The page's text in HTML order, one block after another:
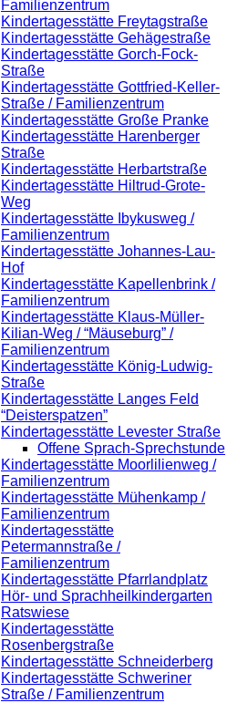
Familienzentrum
Kindertagesstätte Freytagstraße
Kindertagesstätte Gehägestraße
Kindertagesstätte Gorch-Fock-
Straße
Kindertagesstätte Gottfried-Keller-
Straße / Familienzentrum
Kindertagesstätte Große Pranke
Kindertagesstätte Harenberger
Straße
Kindertagesstätte Herbartstraße
Kindertagesstätte Hiltrud-Grote-
Weg
Kindertagesstätte Ibykusweg /
Familienzentrum
Kindertagesstätte Johannes-Lau-
Hof
Kindertagesstätte Kapellenbrink /
Familienzentrum
Kindertagesstätte Klaus-Müller-
Kilian-Weg / “Mäuseburg” /
Familienzentrum
Kindertagesstätte König-Ludwig-
Straße
Kindertagesstätte Langes Feld
“Deisterspatzen”
Kindertagesstätte Levester Straße
Offene Sprach-Sprechstunde
Kindertagesstätte Moorlilienweg /
Familienzentrum
Kindertagesstätte Mühenkamp /
Familienzentrum
Kindertagesstätte
Petermannstraße /
Familienzentrum
Kindertagesstätte Pfarrlandplatz
Hör- und Sprachheilkindergarten
Ratswiese
Kindertagesstätte
Rosenbergstraße
Kindertagesstätte Schneiderberg
Kindertagesstätte Schweriner
Straße / Familienzentrum